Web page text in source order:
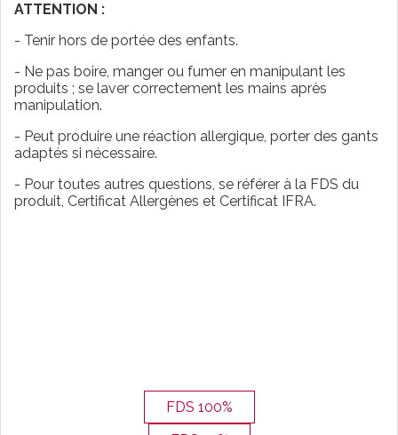
ATTENTION :
- Tenir hors de portée des enfants.
- Ne pas boire, manger ou fumer en manipulant les
produits ; se laver correctement les mains après
manipulation.
- Peut produire une réaction allergique, porter des gants
adaptés si nécessaire.
- Pour toutes autres questions, se référer à la FDS du
produit, Certificat Allergènes et Certificat IFRA.
FDS 100%